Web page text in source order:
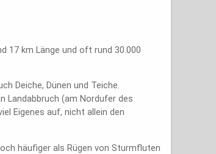
17 km Länge und oft rund 30.000
Deiche, Dünen und Teiche.
Landabbruch (am Nordufer des
Eigenes auf, nicht allein den
häufiger als Rügen von Sturmfluten